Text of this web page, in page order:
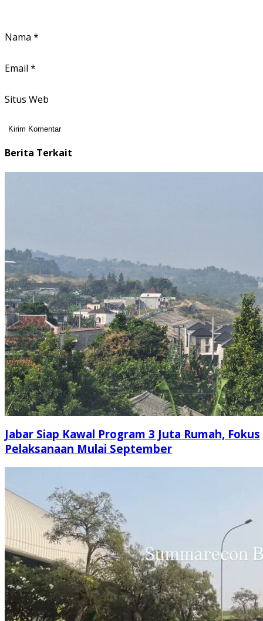
Nama *
Email *
Situs Web
Berita Terkait
Jabar Siap Kawal Program 3 Juta Rumah, Fokus
Pelaksanaan Mulai September